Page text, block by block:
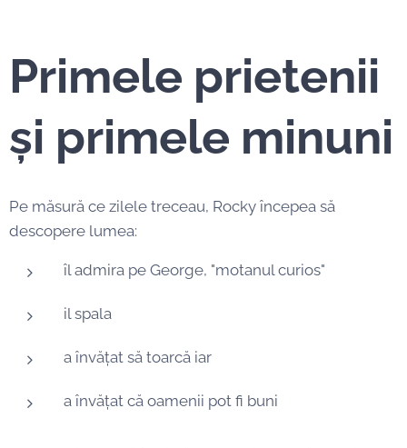
Primele prietenii
și primele minuni
Pe măsură ce zilele treceau, Rocky începea să
descopere lumea:
îl admira pe George, "motanul curios"
il spala
a învățat să toarcă iar
a învățat că oamenii pot fi buni